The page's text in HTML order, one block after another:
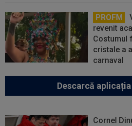
PROFM
revenit
Costumul
cristale a
carnaval
Descarcă
Cornel